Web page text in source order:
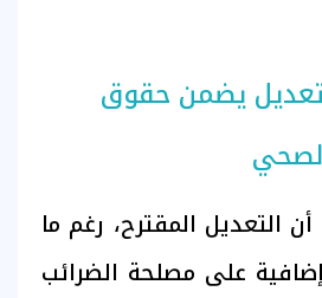
يضمن حقوق
أن التعديل المقترح، رغم ما
على مصلحة الضرائب